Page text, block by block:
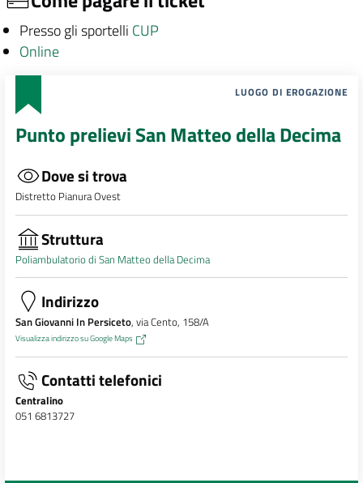
Presso gli sportelli CUP
Online
LUOGO DI EROGAZIONE
Punto prelievi San Matteo della Decima
Dove si trova
Distretto Pianura Ovest
Struttura
Poliambulatorio di San Matteo della Decima
Indirizzo
San Giovanni In Persiceto, via Cento, 158/A
Visualizza indirizzo su Google Maps
Contatti telefonici
Centralino
051 6813727